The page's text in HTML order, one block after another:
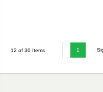
12 of 30 Items 1